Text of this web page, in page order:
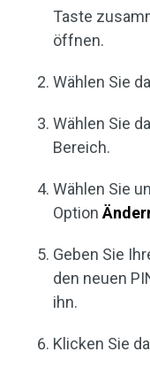
Taste
öffnen.
Wählen Sie
Wählen Sie
Bereich.
Wählen Sie
Option
Geben Sie
den neuen
ihn.
Klicken Sie